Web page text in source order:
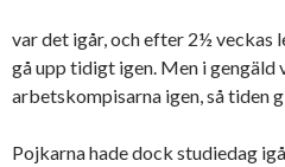
var det igår, och efter 2½ veckas
gå upp tidigt igen. Men i
arbetskompisarna igen, så tiden
Pojkarna hade dock studiedag